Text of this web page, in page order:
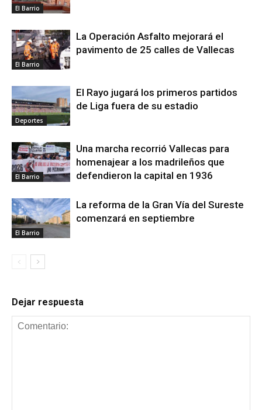
El Barrio
El Barrio
La Operación Asfalto mejorará el
pavimento de 25 calles de Vallecas
Deportes
El Rayo jugará los primeros partidos
de Liga fuera de su estadio
El Barrio
Una marcha recorrió Vallecas para
homenajear a los madrileños que
defendieron la capital en 1936
El Barrio
La reforma de la Gran Vía del Sureste
comenzará en septiembre
Dejar respuesta